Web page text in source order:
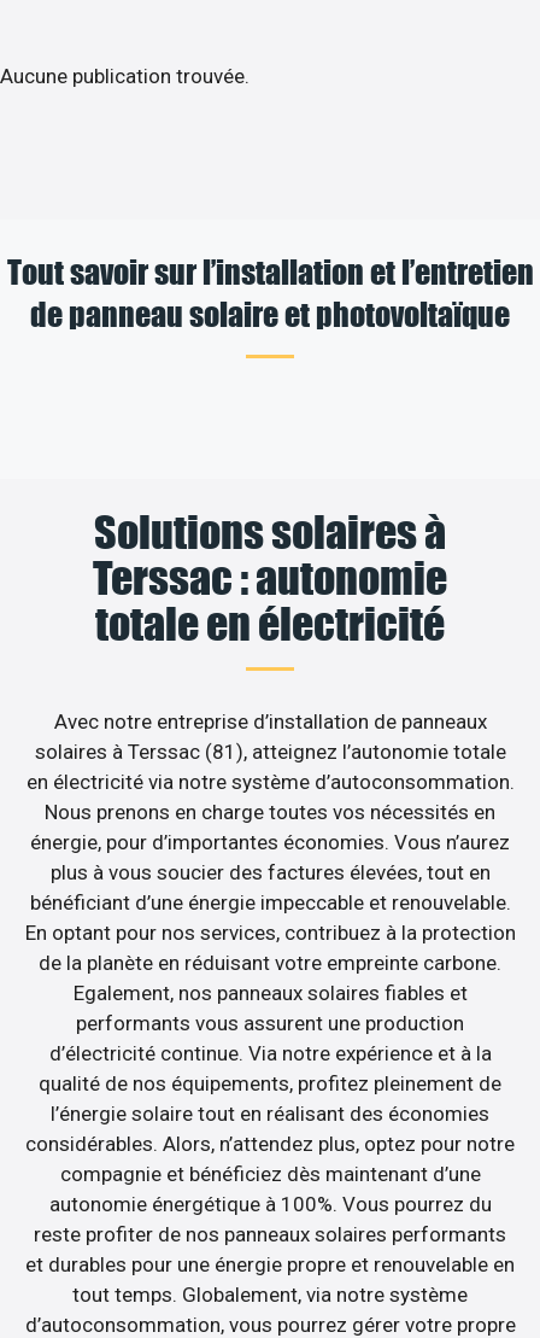
Aucune publication trouvée.
Tout savoir sur l’installation et l’entretien
de panneau solaire et photovoltaïque
Solutions solaires à
Terssac : autonomie
totale en électricité
Avec notre entreprise d’installation de panneaux
solaires à Terssac (81), atteignez l’autonomie totale
en électricité via notre système d’autoconsommation.
Nous prenons en charge toutes vos nécessités en
énergie, pour d’importantes économies. Vous n’aurez
plus à vous soucier des factures élevées, tout en
bénéficiant d’une énergie impeccable et renouvelable.
En optant pour nos services, contribuez à la protection
de la planète en réduisant votre empreinte carbone.
Egalement, nos panneaux solaires fiables et
performants vous assurent une production
d’électricité continue. Via notre expérience et à la
qualité de nos équipements, profitez pleinement de
l’énergie solaire tout en réalisant des économies
considérables. Alors, n’attendez plus, optez pour notre
compagnie et bénéficiez dès maintenant d’une
autonomie énergétique à 100%. Vous pourrez du
reste profiter de nos panneaux solaires performants
et durables pour une énergie propre et renouvelable en
tout temps. Globalement, via notre système
d’autoconsommation, vous pourrez gérer votre propre